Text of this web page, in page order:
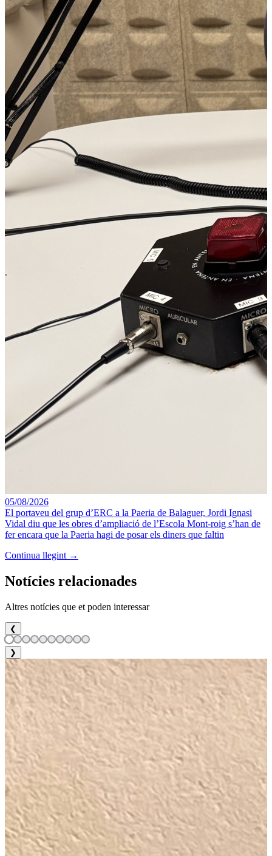
05/08/2026
El portaveu del grup d’ERC a la Paeria de Balaguer, Jordi Ignasi
Vidal diu que les obres d’ampliació de l’Escola Mont-roig s’han de
fer encara que la Paeria hagi de posar els diners que faltin
Continua llegint →
Notícies relacionades
Altres notícies que et poden interessar
❮
❯